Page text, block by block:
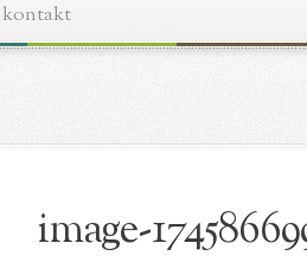
kontakt
image-